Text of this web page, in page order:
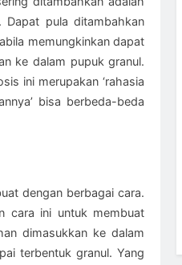
Dapat pula ditambahkan
memungkinkan dapat
ke dalam pupuk granul.
ini merupakan ‘rahasia
bisa berbeda-beda
dengan berbagai cara.
cara ini untuk membuat
dimasukkan ke dalam
terbentuk granul. Yang